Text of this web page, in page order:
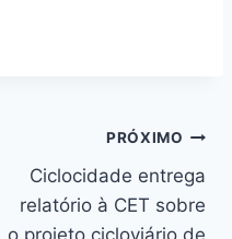
PRÓXIMO
Ciclocidade entrega
relatório à CET sobre
o projeto cicloviário de